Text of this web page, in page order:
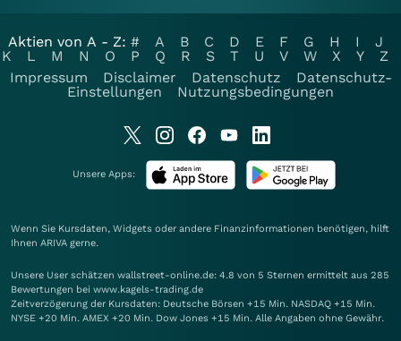
Aktien von A - Z: # A B C D E F G H I
J
K
L M N O P Q R S T U V W X Y
Z
Impressum
Disclaimer Datenschutz
Datenschutz-
Einstellungen
Nutzungsbedingungen
Unsere Apps:
Wenn Sie Kursdaten, Widgets oder andere Finanzinformationen benötigen, hilft
Ihnen ARIVA gerne.
Unsere User schätzen wallstreet-online.de: 4.8 von 5 Sternen ermittelt aus 285
Bewertungen bei www.kagels-trading.de
Zeitverzögerung der Kursdaten: Deutsche Börsen +15 Min. NASDAQ +15 Min.
NYSE +20 Min. AMEX +20 Min. Dow Jones +15 Min. Alle Angaben ohne Gewähr.